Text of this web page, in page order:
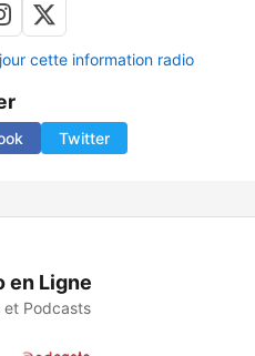
cette information radio
Twitter
en Ligne
et Podcasts